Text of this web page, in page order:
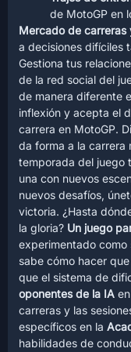
de MotoGP en
Mercado de carreras
a decisiones difíciles
Gestiona tus
de la red social del
de manera diferente
inflexión y acepta el
carrera en MotoGP.
da forma a la carrera
temporada del juego
una con nuevos
nuevos desafíos,
victoria. ¿Hasta
la gloria? Un juego
experimentado como
sabe cómo hacer
que el sistema de
oponentes de la IA
carreras y las
específicos en la
habilidades de